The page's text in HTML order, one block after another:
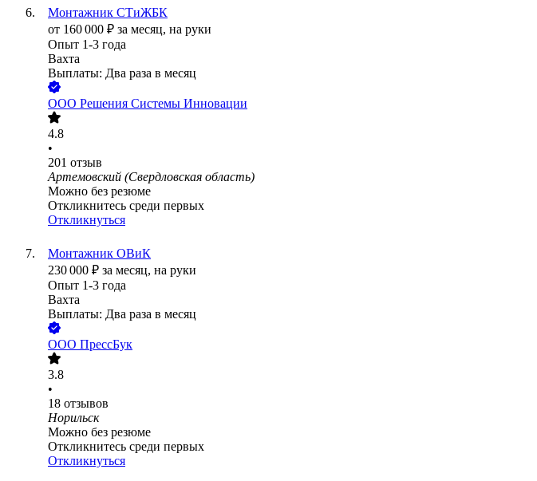
Монтажник СТиЖБК
от 160 000 ₽ за месяц, на руки
Опыт 1-3 года
Вахта
Выплаты: Два раза в месяц
ООО Решения Системы Инновации
4.8
•
201 отзыв
Артемовский (Свердловская область)
Можно без резюме
Откликнитесь среди первых
Откликнуться
Монтажник ОВиК
230 000 ₽ за месяц, на руки
Опыт 1-3 года
Вахта
Выплаты: Два раза в месяц
ООО ПрессБук
3.8
•
18 отзывов
Норильск
Можно без резюме
Откликнитесь среди первых
Откликнуться